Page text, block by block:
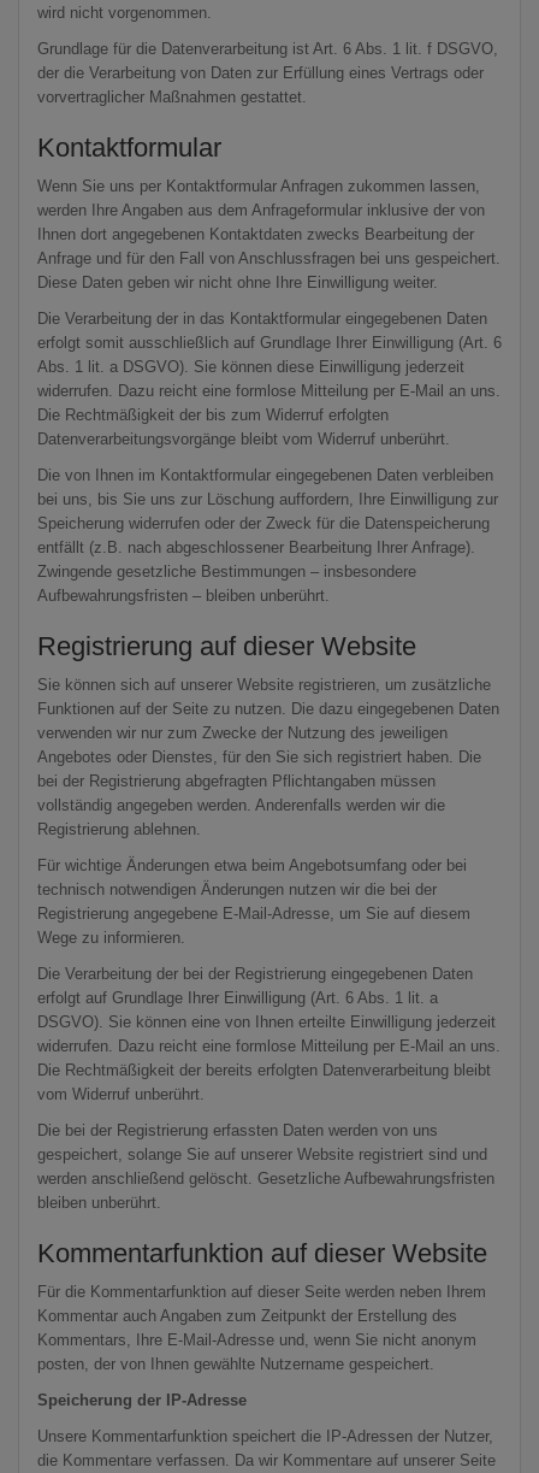
wird nicht vorgenommen.
Grundlage für die Datenverarbeitung ist Art. 6 Abs. 1 lit. f DSGVO,
der die Verarbeitung von Daten zur Erfüllung eines Vertrags oder
vorvertraglicher Maßnahmen gestattet.
Kontaktformular
Wenn Sie uns per Kontaktformular Anfragen zukommen lassen,
werden Ihre Angaben aus dem Anfrageformular inklusive der von
Ihnen dort angegebenen Kontaktdaten zwecks Bearbeitung der
Anfrage und für den Fall von Anschlussfragen bei uns gespeichert.
Diese Daten geben wir nicht ohne Ihre Einwilligung weiter.
Die Verarbeitung der in das Kontaktformular eingegebenen Daten
erfolgt somit ausschließlich auf Grundlage Ihrer Einwilligung (Art. 6
Abs. 1 lit. a DSGVO). Sie können diese Einwilligung jederzeit
widerrufen. Dazu reicht eine formlose Mitteilung per E-Mail an uns.
Die Rechtmäßigkeit der bis zum Widerruf erfolgten
Datenverarbeitungsvorgänge bleibt vom Widerruf unberührt.
Die von Ihnen im Kontaktformular eingegebenen Daten verbleiben
bei uns, bis Sie uns zur Löschung auffordern, Ihre Einwilligung zur
Speicherung widerrufen oder der Zweck für die Datenspeicherung
entfällt (z.B. nach abgeschlossener Bearbeitung Ihrer Anfrage).
Zwingende gesetzliche Bestimmungen – insbesondere
Aufbewahrungsfristen – bleiben unberührt.
Registrierung auf dieser Website
Sie können sich auf unserer Website registrieren, um zusätzliche
Funktionen auf der Seite zu nutzen. Die dazu eingegebenen Daten
verwenden wir nur zum Zwecke der Nutzung des jeweiligen
Angebotes oder Dienstes, für den Sie sich registriert haben. Die
bei der Registrierung abgefragten Pflichtangaben müssen
vollständig angegeben werden. Anderenfalls werden wir die
Registrierung ablehnen.
Für wichtige Änderungen etwa beim Angebotsumfang oder bei
technisch notwendigen Änderungen nutzen wir die bei der
Registrierung angegebene E-Mail-Adresse, um Sie auf diesem
Wege zu informieren.
Die Verarbeitung der bei der Registrierung eingegebenen Daten
erfolgt auf Grundlage Ihrer Einwilligung (Art. 6 Abs. 1 lit. a
DSGVO). Sie können eine von Ihnen erteilte Einwilligung jederzeit
widerrufen. Dazu reicht eine formlose Mitteilung per E-Mail an uns.
Die Rechtmäßigkeit der bereits erfolgten Datenverarbeitung bleibt
vom Widerruf unberührt.
Die bei der Registrierung erfassten Daten werden von uns
gespeichert, solange Sie auf unserer Website registriert sind und
werden anschließend gelöscht. Gesetzliche Aufbewahrungsfristen
bleiben unberührt.
Kommentarfunktion auf dieser Website
Für die Kommentarfunktion auf dieser Seite werden neben Ihrem
Kommentar auch Angaben zum Zeitpunkt der Erstellung des
Kommentars, Ihre E-Mail-Adresse und, wenn Sie nicht anonym
posten, der von Ihnen gewählte Nutzername gespeichert.
Speicherung der IP-Adresse
Unsere Kommentarfunktion speichert die IP-Adressen der Nutzer,
die Kommentare verfassen. Da wir Kommentare auf unserer Seite